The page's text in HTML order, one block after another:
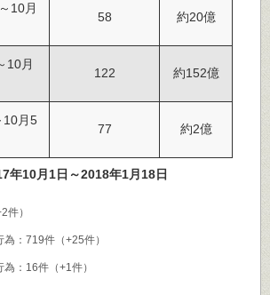
10月
58 約20億
10月
122 約152億
10月5
77 約2億
年10月1日～2018年1月18日
件）
：719件（+25件）
：16件（+1件）